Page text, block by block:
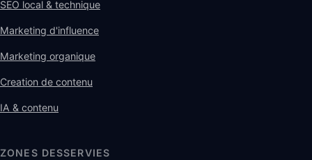
SEO local & technique
Marketing d'influence
Marketing organique
Creation de contenu
IA & contenu
ZONES DESSERVIES